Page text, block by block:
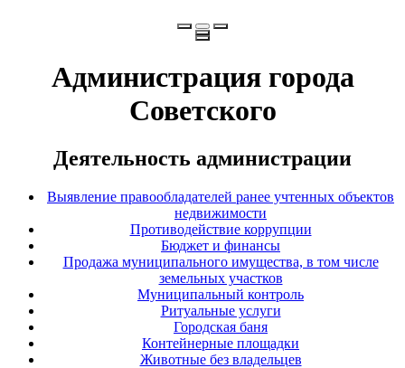
Администрация города
Советского
Деятельность администрации
Выявление правообладателей ранее учтенных объектов
недвижимости
Противодействие коррупции
Бюджет и финансы
Продажа муниципального имущества, в том числе
земельных участков
Муниципальный контроль
Ритуальные услуги
Городская баня
Контейнерные площадки
Животные без владельцев